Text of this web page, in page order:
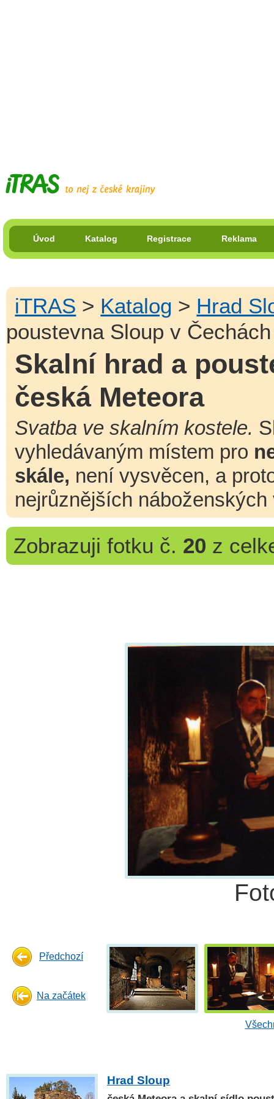
Úvod Katalog Registrace Reklama
iTRAS > Katalog > Hrad
poustevna Sloup v
Skalní hrad a
česká Meteora
Svatba ve skalním kostele.
vyhledávaným místem pro
skále, není vysvěcen, a
nejrůznějších
Zobrazuji fotku č. 20 z
Předchozí
Na začátek
Hrad Sloup